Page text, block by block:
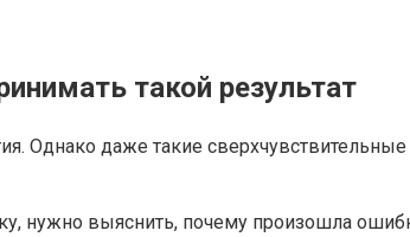
такой результат
Однако даже такие сверхчувствительные
выяснить, почему произошла